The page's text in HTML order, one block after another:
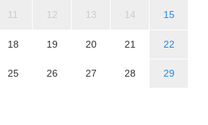
11 12 13 14 15
18 19 20 21 22
25 26 27 28 29